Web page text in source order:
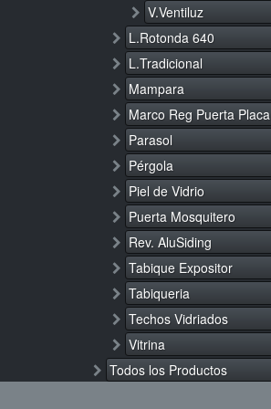
V.Ventiluz
L.Rotonda 640
L.Tradicional
Mampara
Marco Reg Puerta Placa
Parasol
Pérgola
Piel de Vidrio
Puerta Mosquitero
Rev. AluSiding
Tabique Expositor
Tabiqueria
Techos Vidriados
Vitrina
Todos los Productos